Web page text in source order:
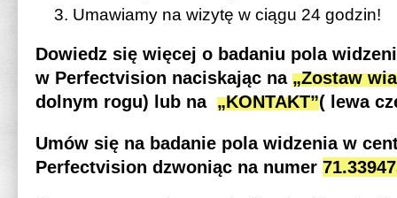
Umawiamy na wizytę w ciągu 24 godzin!
Dowiedz się więcej o badaniu pola
w Perfectvision naciskając na „Zostaw
dolnym rogu) lub na „KONTAKT”( lewa
Umów się na badanie pola widzenia w
Perfectvision dzwoniąc na numer